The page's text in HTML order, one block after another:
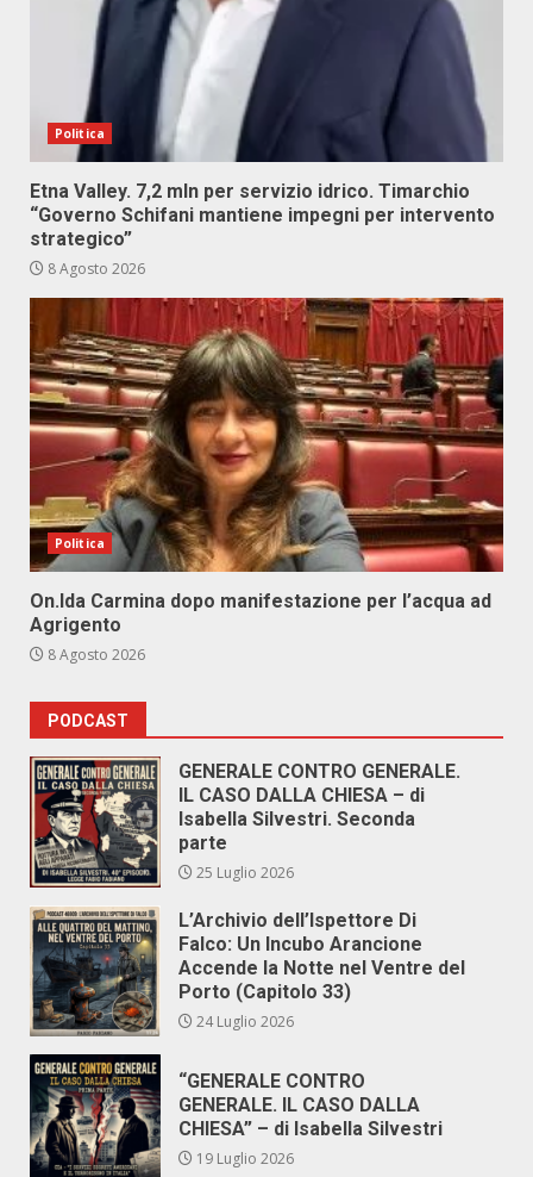
Politica
Etna Valley. 7,2 mln per servizio idrico. Timarchio
“Governo Schifani mantiene impegni per intervento
strategico”
8 Agosto 2026
Politica
On.Ida Carmina dopo manifestazione per l’acqua ad
Agrigento
8 Agosto 2026
PODCAST
GENERALE CONTRO GENERALE.
IL CASO DALLA CHIESA – di
Isabella Silvestri. Seconda
parte
25 Luglio 2026
L’Archivio dell’Ispettore Di
Falco: Un Incubo Arancione
Accende la Notte nel Ventre del
Porto (Capitolo 33)
24 Luglio 2026
“GENERALE CONTRO
GENERALE. IL CASO DALLA
CHIESA” – di Isabella Silvestri
19 Luglio 2026